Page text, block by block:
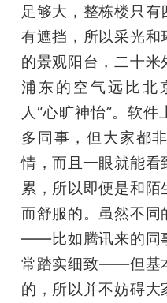
足够大，整栋楼只
有遮挡，所以采光
的景观阳台，二十
浦东的空气远比北
人“心旷神怡”。软
多同事，但大家都
情，而且一眼就能
累，所以即便是和
而舒服的。虽然不
——比如腾讯来的同
常踏实细致——但基
的，所以并不妨碍